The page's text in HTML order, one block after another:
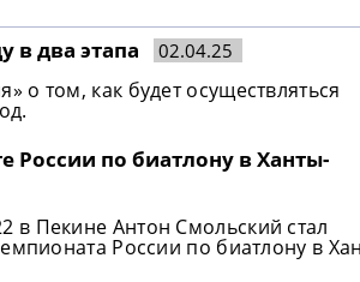
в два этапа 02.04.25
о том, как будет осуществляться
России по биатлону в Ханты-
в Пекине Антон Смольский стал
России по биатлону в